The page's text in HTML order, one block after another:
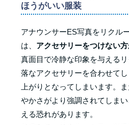
ほうがいい服装
アナウンサーES写真をリクル
は、 アクセサリーをつけない
真面目で冷静な印象を与える
落なアクセサリーを合わせて
上がりとなってしまいます。
やかさがより強調されてしま
える恐れがあります。